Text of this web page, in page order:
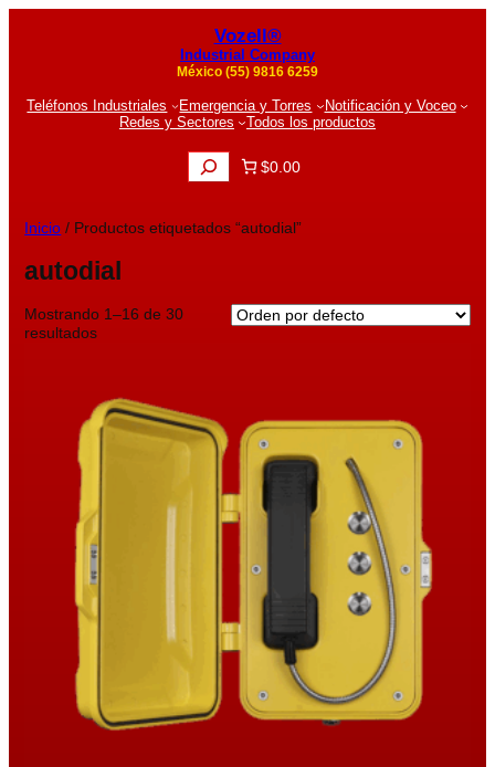
Vozell®
Industrial Company
México (55) 9816 6259
Teléfonos Industriales Emergencia y Torres
Notificación y Voceo
Redes y Sectores
Todos los productos
B
u
a
$0.00
Inicio / Productos etiquetados “autodial”
autodial
Mostrando 1–16 de 30
resultados